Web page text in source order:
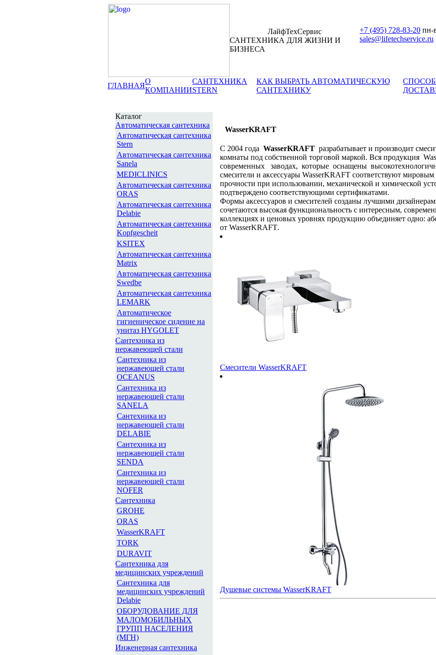
ЛайфТехСервис
САНТЕХНИКА ДЛЯ ЖИЗНИ И
БИЗНЕСА
+7 (495) 728-83-20 пн-
sales@lifetechservice.ru
ГЛАВНАЯ
О
КОМПАНИИ
САНТЕХНИКА
STERN
КАК ВЫБРАТЬ АВТОМАТИЧЕСКУЮ
САНТЕХНИКУ
Каталог
Автоматическая сантехника
Автоматическая сантехника
Stern
Автоматическая сантехника
Sanela
MEDICLINICS
Автоматическая сантехника
ORAS
Автоматическая сантехника
Delabie
Автоматическая сантехника
Kopfgescheit
KSITEX
Автоматическая сантехника
Matrix
Автоматическая сантехника
Swedbe
Автоматическая сантехника
LEMARK
Автоматическое
гигиеническое сидение на
унитаз HYGOLET
Сантехника из
нержавеющей стали
Сантехника из
нержавеющей стали
OCEANUS
Сантехника из
нержавеющей стали
SANELA
Сантехника из
нержавеющей стали
DELABIE
Сантехника из
нержавеющей стали
SENDA
Сантехника из
нержавеющей стали
NOFER
Сантехника
GROHE
ORAS
WasserKRAFT
TORK
DURAVIT
Сантехника для
медицинских учреждений
Сантехника для
медицинских учреждений
Delabie
ОБОРУДОВАНИЕ ДЛЯ
МАЛОМОБИЛЬНЫХ
ГРУПП НАСЕЛЕНИЯ
(МГН)
Инженерная сантехника
WasserKRAFT
С 2004 года WasserKRAFT разрабатывает и производит
комнаты под собственной торговой маркой. Вся продукция
современных заводах, которые оснащены
смесители и аксессуары WasserKRAFT соответствуют
прочности при использовании, механической и химической
подтверждено соответствующими сертификатами.
Формы аксессуаров и смесителей созданы лучшими
сочетаются высокая функциональность с интересным,
коллекциях и ценовых уровнях продукцию объединяет одно:
от WasserKRAFT.
Смесители WasserKRAFT
Душевые системы WasserKRAFT